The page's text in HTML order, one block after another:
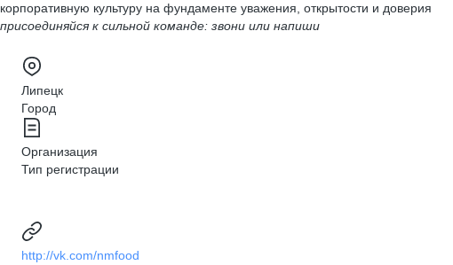
корпоративную культуру на фундаменте уважения, открытости и доверия
присоединяйся к сильной команде: звони или напиши
Липецк
Город
Организация
Тип регистрации
http://vk.com/nmfood